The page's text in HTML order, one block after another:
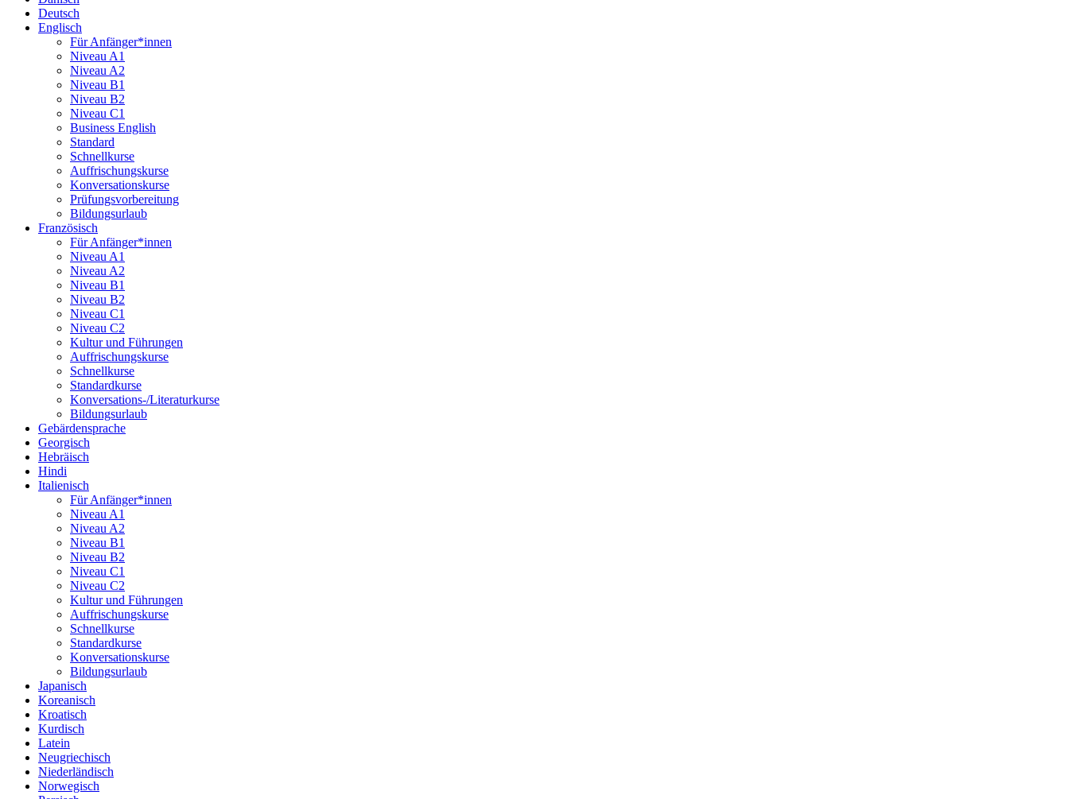
Deutsch
Englisch
Für Anfänger*innen
Niveau A1
Niveau A2
Niveau B1
Niveau B2
Niveau C1
Business English
Standard
Schnellkurse
Auffrischungskurse
Konversationskurse
Prüfungsvorbereitung
Bildungsurlaub
Französisch
Für Anfänger*innen
Niveau A1
Niveau A2
Niveau B1
Niveau B2
Niveau C1
Niveau C2
Kultur und Führungen
Auffrischungskurse
Schnellkurse
Standardkurse
Konversations-/Literaturkurse
Bildungsurlaub
Gebärdensprache
Georgisch
Hebräisch
Hindi
Italienisch
Für Anfänger*innen
Niveau A1
Niveau A2
Niveau B1
Niveau B2
Niveau C1
Niveau C2
Kultur und Führungen
Auffrischungskurse
Schnellkurse
Standardkurse
Konversationskurse
Bildungsurlaub
Japanisch
Koreanisch
Kroatisch
Kurdisch
Latein
Neugriechisch
Niederländisch
Norwegisch